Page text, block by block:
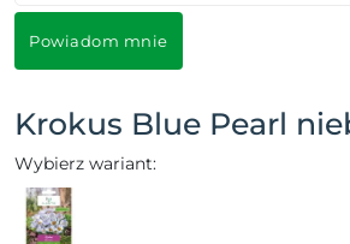
Powiadom mnie
Krokus Blue Pearl
Wybierz wariant: